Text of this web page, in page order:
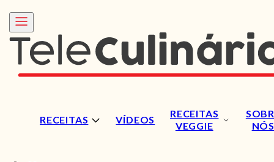
RECEITAS VÍDEOS
RECEITAS
VEGGIE
NÓS